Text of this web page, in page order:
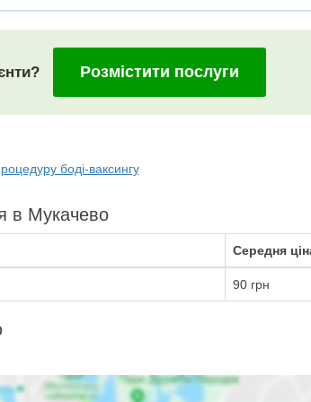
Розмістити послуги
боді-ваксингу
в Мукачево
Середня
90 грн